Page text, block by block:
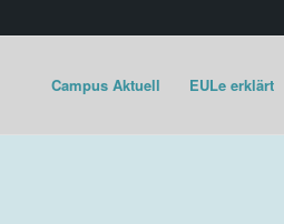
Campus Aktuell EULe erklärt